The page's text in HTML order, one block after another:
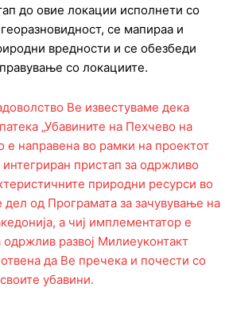
до овие локации исполнети со
се мапираа и
вредности и се обезбеди
со локациите.